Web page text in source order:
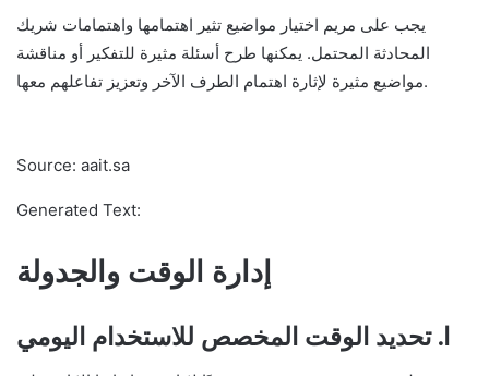
يجب على مريم اختيار مواضيع تثير اهتمامها واهتمامات شريك
المحادثة المحتمل. يمكنها طرح أسئلة مثيرة للتفكير أو مناقشة
مواضيع مثيرة لإثارة اهتمام الطرف الآخر وتعزيز تفاعلهم معها.
Source: aait.sa
Generated Text:
إدارة الوقت والجدولة
ا. تحديد الوقت المخصص للاستخدام اليومي